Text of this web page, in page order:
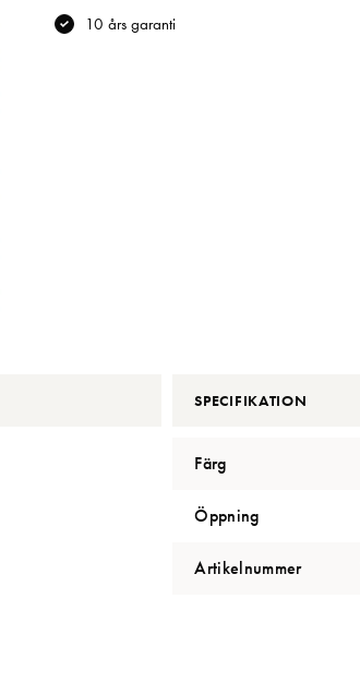
10 års garanti
SPECIFIKATION
Färg
Öppning
Artikelnummer